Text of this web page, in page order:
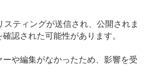
ティングが送信され、公開されま
認された可能性があります。
や編集がなかったため、影響を受